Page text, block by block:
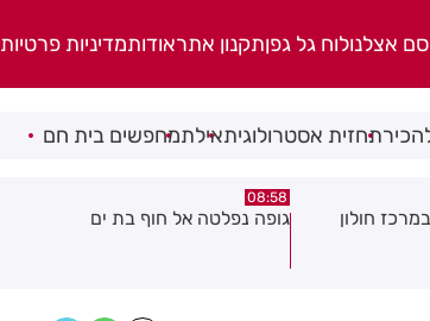
אצלנולוח גל גפןתקנון אתראודותמדיניות פרטיות
תחזית אסטרולוגיתאילתמחפשים בית חם
חולון
08:58
גופה נפלטה אל חוף בת ים